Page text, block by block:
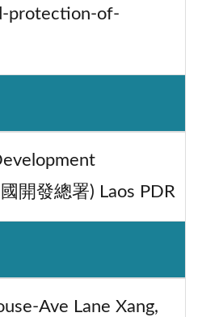
protection-of-
開發總署) Laos PDR
Ave Lane Xang,